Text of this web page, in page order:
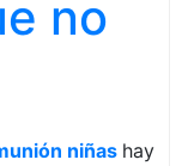
no
niñas hay